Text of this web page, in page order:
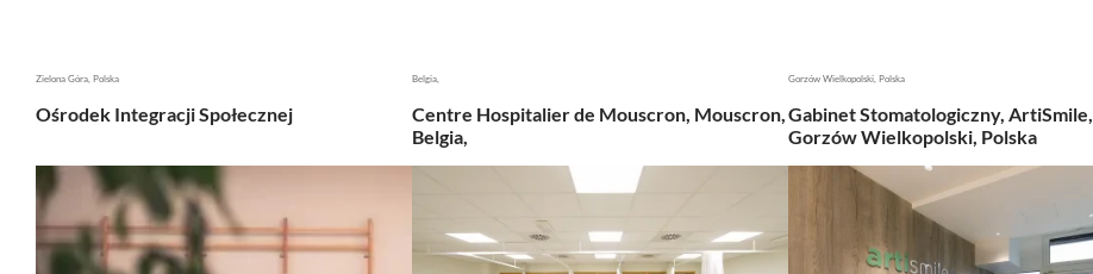
Zielona Góra, Polska
Ośrodek Integracji Społecznej
Belgia,
Centre Hospitalier de Mouscron, Mouscron,
Belgia,
Gorzów Wielkopolski, Polska
Gabinet Stomatologiczny, ArtiSmile,
Gorzów Wielkopolski, Polska